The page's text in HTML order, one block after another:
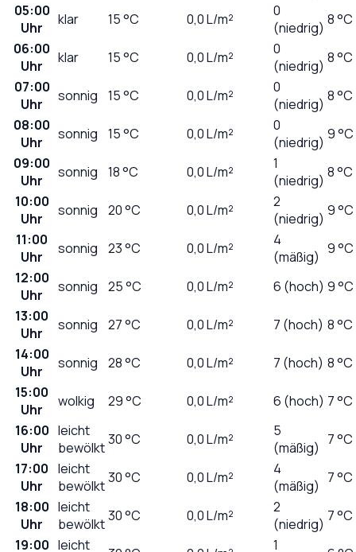
05:00
Uhr
klar 15°C 0,0L/m²
0
(niedrig) 8 °C
06:00
Uhr
klar 15°C 0,0L/m²
0
(niedrig) 8 °C
07:00
Uhr
sonnig 15°C 0,0L/m²
0
(niedrig) 8 °C
08:00
Uhr
sonnig 15°C 0,0L/m²
0
(niedrig) 9 °C
09:00
Uhr
sonnig 18°C 0,0L/m²
1
(niedrig) 8 °C
10:00
Uhr
sonnig 20°C 0,0L/m²
2
(niedrig) 9 °C
11:00
Uhr
sonnig 23°C 0,0L/m²
4
(mäßig) 9 °C
12:00
Uhr
sonnig 25°C 0,0L/m² 6 (hoch) 9 °C
13:00
Uhr
sonnig 27°C 0,0L/m² 7 (hoch) 8 °C
14:00
Uhr
sonnig 28°C 0,0L/m² 7 (hoch) 8 °C
15:00
Uhr
wolkig 29°C 0,0L/m² 6 (hoch) 7 °C
16:00
Uhr
leicht
bewölkt30°C 0,0L/m²
5
(mäßig) 7 °C
17:00
Uhr
leicht
bewölkt30°C 0,0L/m²
4
(mäßig) 7 °C
18:00
Uhr
leicht
bewölkt30°C 0,0L/m²
2
(niedrig) 7 °C
19:00 leicht
1